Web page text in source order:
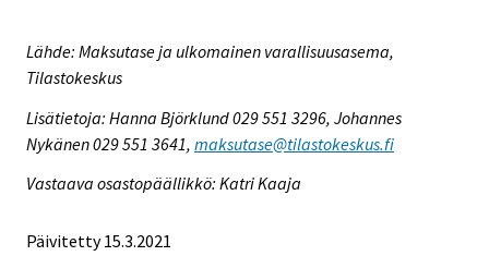
Lähde: Maksutase ja ulkomainen varallisuusasema,
Tilastokeskus
Lisätietoja: Hanna Björklund 029 551 3296, Johannes
Nykänen 029 551 3641, maksutase@tilastokeskus.fi
Vastaava osastopäällikkö: Katri Kaaja
Päivitetty 15.3.2021